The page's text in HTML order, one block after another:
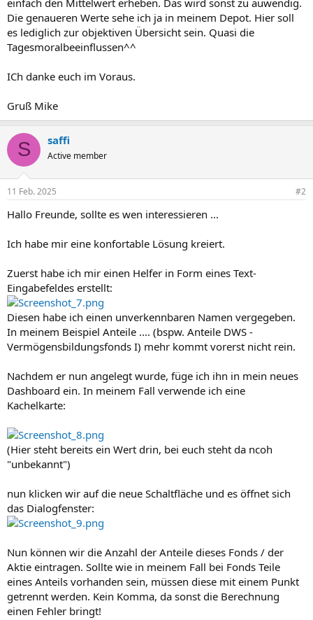
Die genaueren Werte sehe ich ja in meinem Depot. Hier soll
es lediglich zur objektiven Übersicht sein. Quasi die
Tagesmoralbeeinflussen^^
ICh danke euch im Voraus.
Gruß Mike
S saffi
Active member
11 Feb. 2025 #2
Hallo Freunde, sollte es wen interessieren ...
Ich habe mir eine konfortable Lösung kreiert.
Zuerst habe ich mir einen Helfer in Form eines Text-
Eingabefeldes erstellt:
Diesen habe ich einen unverkennbaren Namen vergegeben.
In meinem Beispiel Anteile .... (bspw. Anteile DWS -
Vermögensbildungsfonds I) mehr kommt vorerst nicht rein.
Nachdem er nun angelegt wurde, füge ich ihn in mein neues
Dashboard ein. In meinem Fall verwende ich eine
Kachelkarte:
(Hier steht bereits ein Wert drin, bei euch steht da ncoh
"unbekannt")
nun klicken wir auf die neue Schaltfläche und es öffnet sich
das Dialogfenster:
Nun können wir die Anzahl der Anteile dieses Fonds / der
Aktie eintragen. Sollte wie in meinem Fall bei Fonds Teile
eines Anteils vorhanden sein, müssen diese mit einem Punkt
getrennt werden. Kein Komma, da sonst die Berechnung
einen Fehler bringt!